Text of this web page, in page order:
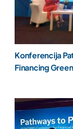
Konferencija
Financing